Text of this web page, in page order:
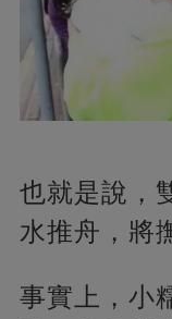
也就是說，
水推舟，將
事實上，小